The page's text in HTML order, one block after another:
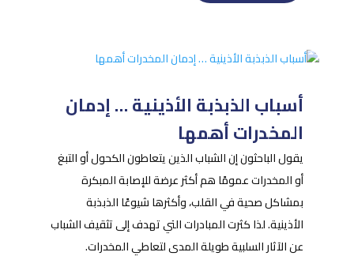
أسباب الذبذبة الأذينية … إدمان
المخدرات أهمها
يقول الباحثون إن الشباب الذين يتعاطون الكحول أو التبغ
أو المخدرات عمومًا هم أكثر عرضة للإصابة المبكرة
بمشاكل صحية في القلب، وأكثرها شيوعًا الذبذبة
الأذينية. لذا كثرت المبادرات التي تهدف إلى تثقيف الشباب
عن الآثار السلبية طويلة المدى لتعاطي المخدرات.